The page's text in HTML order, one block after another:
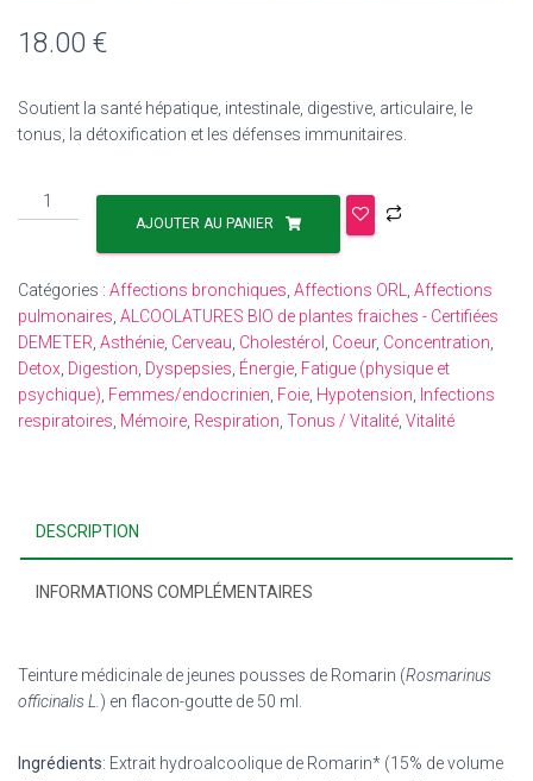
18.00 €
Soutient la santé hépatique, intestinale, digestive, articulaire, le
tonus, la détoxification et les défenses immunitaires.
AJOUTER AU PANIER
Catégories : Affections bronchiques Affections ORL
Affections
pulmonaires ALCOOLATURES BIO de plantes fraiches - Certifiées
DEMETER Asthénie Cerveau Cholestérol Coeur, Concentration
Detox Digestion Dyspepsies Énergie Fatigue (physique et
psychique) Femmes/endocrinien Foie Hypotension
Infections
respiratoires Mémoire Respiration Tonus / Vitalité Vitalité
DESCRIPTION
INFORMATIONS COMPLÉMENTAIRES
Teinture médicinale de jeunes pousses de Romarin (Rosmarinus
officinalis L. ) en flacon-goutte de 50 ml.
Ingrédients: Extrait hydroalcoolique de Romarin* (15% de volume